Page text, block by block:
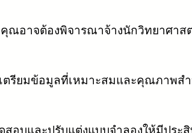
ณอาจต้องพิจารณาจ้างนักวิทยาศา
รียมข้อมูลที่เหมาะสมและคุณภาพสำ